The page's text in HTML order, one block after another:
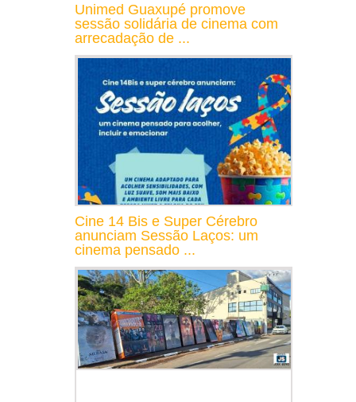
Unimed Guaxupé promove
sessão solidária de cinema com
arrecadação de ...
Cine 14 Bis e Super Cérebro
anunciam Sessão Laços: um
cinema pensado ...